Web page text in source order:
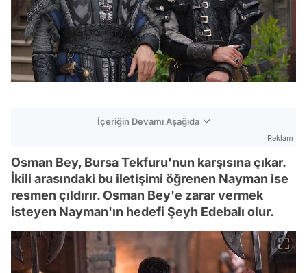
İçeriğin Devamı Aşağıda
Reklam
Osman Bey, Bursa Tekfuru'nun karşısına çıkar.
İkili arasındaki bu iletişimi öğrenen Nayman ise
resmen çıldırır. Osman Bey'e zarar vermek
isteyen Nayman'ın hedefi Şeyh Edebalı olur.